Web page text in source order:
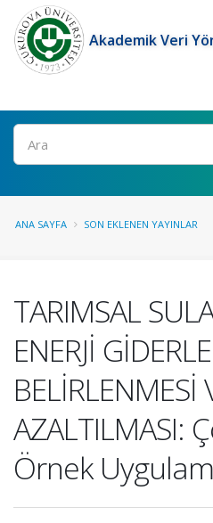
Akademik Veri
Ara
ANA SAYFA SON EKLENEN YAYINLAR
TARIMSAL
ENERJİ
BELİRLENMESİ
AZALTILMASI:
Örnek